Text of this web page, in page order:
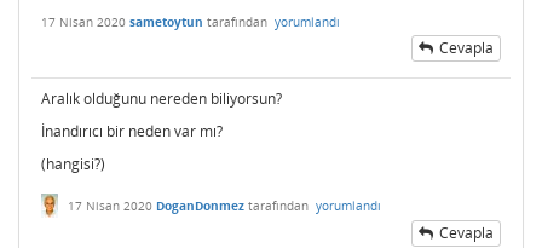
17 Nisan 2020 sametoytun tarafından yorumlandı
Cevapla
Aralık olduğunu nereden biliyorsun?
İnandırıcı bir neden var mı?
(hangisi?)
17 Nisan 2020 DoganDonmez tarafından yorumlandı
Cevapla